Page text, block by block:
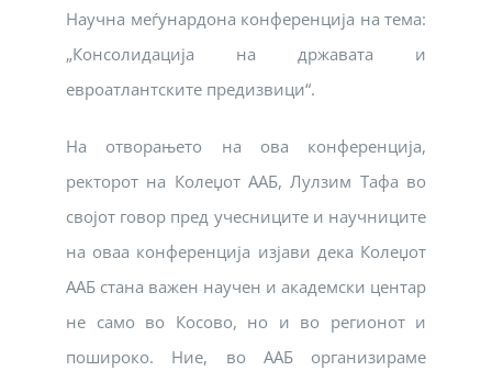
Научна меѓунардона конференција на тема:
„Консолидација на државата и
евроатлантските предизвици“.
На отворањето на ова конференција,
ректорот на Колеџот ААБ, Лулзим Тафа во
својот говор пред учесниците и научниците
на оваа конференција изјави дека Колеџот
ААБ стана важен научен и академски центар
не само во Косово, но и во регионот и
пошироко. Ние, во ААБ организираме